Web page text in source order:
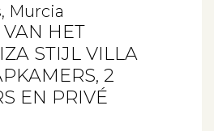
Murcia
HET
STIJL VILLA
2
EN PRIVÉ